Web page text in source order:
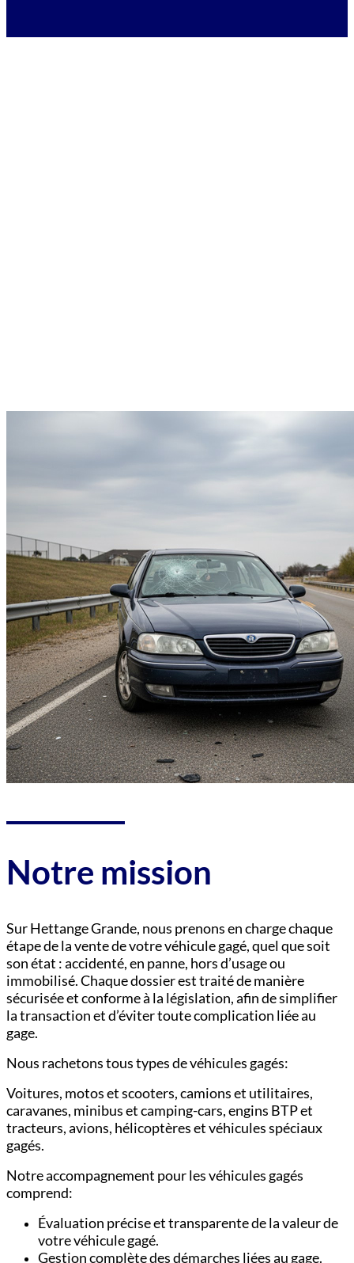
Notre mission
Sur Hettange Grande, nous prenons en charge chaque
étape de la vente de votre véhicule gagé, quel que soit
son état : accidenté, en panne, hors d’usage ou
immobilisé. Chaque dossier est traité de manière
sécurisée et conforme à la législation, afin de simplifier
la transaction et d’éviter toute complication liée au
gage.
Nous rachetons tous types de véhicules gagés:
Voitures, motos et scooters,camions et utilitaires,
caravanes, minibus et camping-cars,engins BTP et
tracteurs,avions, hélicoptères et véhicules spéciaux
gagés.
Notre accompagnement pour les véhicules gagés
comprend:
Évaluation précise et transparente de la valeur de
votre véhicule gagé.
Gestion complète des démarches liées au gage.